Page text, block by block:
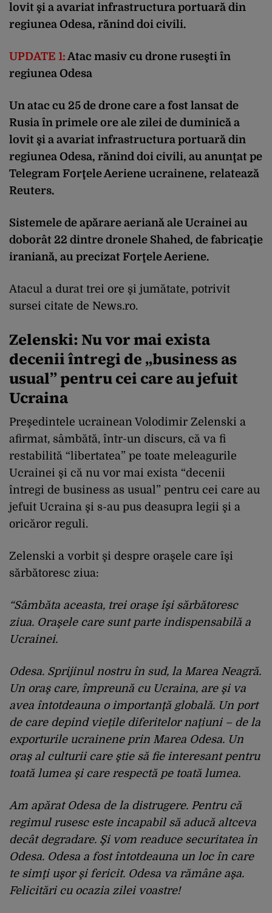
lovit şi a avariat infrastructura portuară din
regiunea Odesa, rănind doi civili.
UPDATE 1: Atac masiv cu drone ruseşti în
regiunea Odesa
Un atac cu 25 de drone care a fost lansat de
Rusia în primele ore ale zilei de duminică a
lovit şi a avariat infrastructura portuară din
regiunea Odesa, rănind doi civili, au anunţat pe
Telegram Forţele Aeriene ucrainene, relatează
Reuters.
Sistemele de apărare aeriană ale Ucrainei au
doborât 22 dintre dronele Shahed, de fabricaţie
iraniană, au precizat Forţele Aeriene.
Atacul a durat trei ore şi jumătate, potrivit
sursei citate de News.ro.
Zelenski: Nu vor mai exista
decenii întregi de „business as
usual” pentru cei care au jefuit
Ucraina
Preşedintele ucrainean Volodimir Zelenski a
afirmat, sâmbătă, într-un discurs, că va fi
restabilită “libertatea” pe toate meleagurile
Ucrainei şi că nu vor mai exista “decenii
întregi de business as usual” pentru cei care au
jefuit Ucraina şi s-au pus deasupra legii şi a
oricăror reguli.
Zelenski a vorbit şi despre oraşele care îşi
sărbătoresc ziua:
“Sâmbăta aceasta, trei oraşe îşi sărbătoresc
ziua. Oraşele care sunt parte indispensabilă a
Ucrainei.
Odesa. Sprijinul nostru în sud, la Marea Neagră.
Un oraş care, împreună cu Ucraina, are şi va
avea întotdeauna o importanţă globală. Un port
de care depind vieţile diferitelor naţiuni – de la
exporturile ucrainene prin Marea Odesa. Un
oraş al culturii care ştie să fie interesant pentru
toată lumea şi care respectă pe toată lumea.
Am apărat Odesa de la distrugere. Pentru că
regimul rusesc este incapabil să aducă altceva
decât degradare. Şi vom readuce securitatea în
Odesa. Odesa a fost întotdeauna un loc în care
te simţi uşor şi fericit. Odesa va rămâne aşa.
Felicitări cu ocazia zilei voastre!